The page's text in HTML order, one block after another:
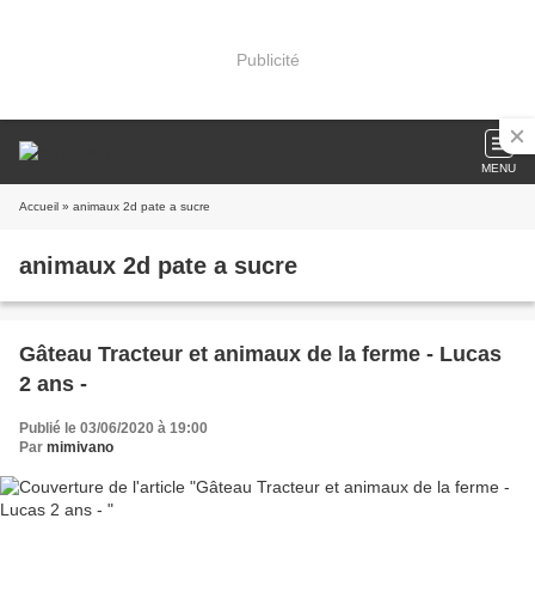
Publicité
MENU
Accueil » animaux 2d pate a sucre
animaux 2d pate a sucre
Gâteau Tracteur et animaux de la ferme - Lucas
2 ans -
Publié le 03/06/2020 à 19:00
Par mimivano